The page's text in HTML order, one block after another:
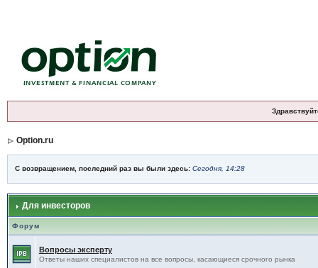
Option.ru
С возвращением, последний раз вы были здесь: Сегодня, 14:28
Для инвесторов
Форум
Вопросы эксперту
Ответы наших специалистов на все вопросы, касающиеся срочного рынка